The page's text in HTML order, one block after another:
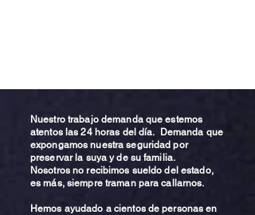
Nuestro trabajo demanda que estemos
atentos las 24 horas del día. Demanda que
expongamos nuestra seguridad por
preservar la suya y de su familia.
Nosotros no recibimos sueldo del estado,
es más, siempre traman para callarnos.
Hemos ayudado a cientos de personas en